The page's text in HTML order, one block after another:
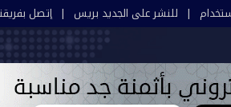
للنشر على الجديد بريس إتصل